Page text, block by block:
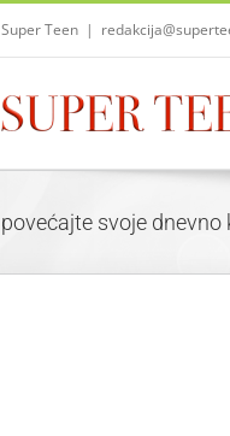
Super Teen |
povećajte svoje dnevno